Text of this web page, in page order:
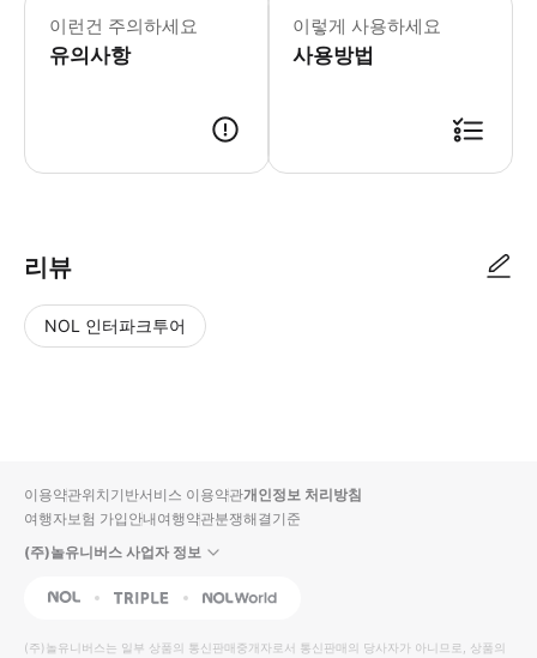
이런건 주의하세요
유의사항
이렇게 사용하세요
사용방법
리뷰
NOL 인터파크투어
입니
다.
높
동
순
상
이용약관위치기반서비스 이용약관개인정보 처리방침
여행자보험 가입안내여행약관분쟁해결기준
(주)놀유니버스 사업자 정보
NOL Triple Interpark Global
(주)놀유니버스는 일부 상품의 통신판매중개자로서 통신판매의 당사자가 아니므로, 상품의